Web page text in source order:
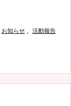
お知らせ , 活動報告